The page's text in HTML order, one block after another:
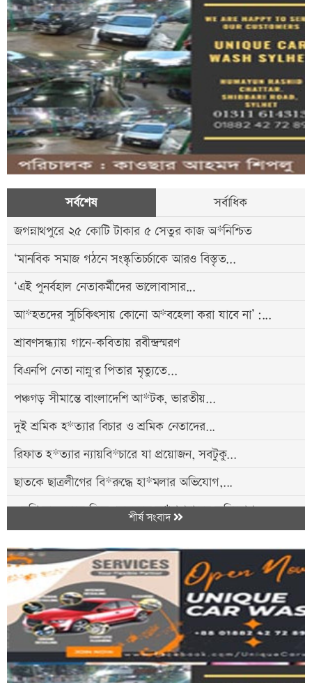
সর্বশেষ
সর্বাধিক
জগন্নাথপুরে ২৫ কোটি টাকার ৫ সেতুর কাজ অ*নিশ্চিত
‘মানবিক সমাজ গঠনে সংস্কৃতিচর্চাকে আরও বিস্তৃত...
‘এই পুনর্বহাল নেতাকর্মীদের ভালোবাসার...
আ*হতদের সুচিকিৎসায় কোনো অ*বহেলা করা যাবে না’:...
শ্রাবণসন্ধ্যায় গানে-কবিতায় রবীন্দ্রস্মরণ
বিএনপি নেতা নান্নু'র পিতার মৃত্যুতে...
পঞ্চগড় সীমান্তে বাংলাদেশি আ*টক, ভারতীয়...
দুই শ্রমিক হ*ত্যার বিচার ও শ্রমিক নেতাদের...
রিফাত হ*ত্যার ন্যায়বি*চারে যা প্রয়োজন, সবটুকু...
ছাতকে ছাত্রলীগের বি*রুদ্ধে হা*মলার অভিযোগ,...
এমপি ফয়সলকে নিয়ে ফেসবুকে অ*পপ্রচারের অভিযোগ,...
সবার সম্মিলিত প্রচেষ্টায় সুন্দর বাংলাদেশ গড়তে...
এক ট্রলারে ৪৬ মণ ইলিশ, বিক্রি ৪৮ লাখ...
অবসরপ্রাপ্ত সেনাসদস্য হাফিজুর রহমান ফের...
শীর্ষ সংবাদ